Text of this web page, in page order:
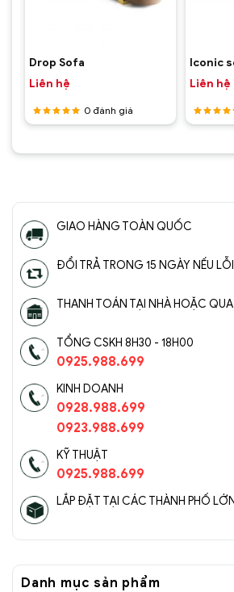
Drop Sofa
Liên hệ
Được
55 sao
0 đánh giá
Iconic
Liên hệ
Được
55
GIAO HÀNG TOÀN QUỐC
ĐỔI TRẢ TRONG 15 NGÀY NẾU
THANH TOÁN TẠI NHÀ HOẶC QUA
TỔNG CSKH 8H30 - 18H00
0925.988.699
KINH DOANH
0928.988.699
0923.988.699
KỸ THUẬT
0925.988.699
LẮP ĐẶT TẠI CÁC THÀNH PHỐ
Danh mục sản phẩm